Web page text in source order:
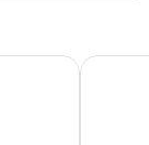
& MarinaAddress